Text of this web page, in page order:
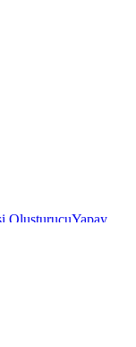
OluşturucuYapay